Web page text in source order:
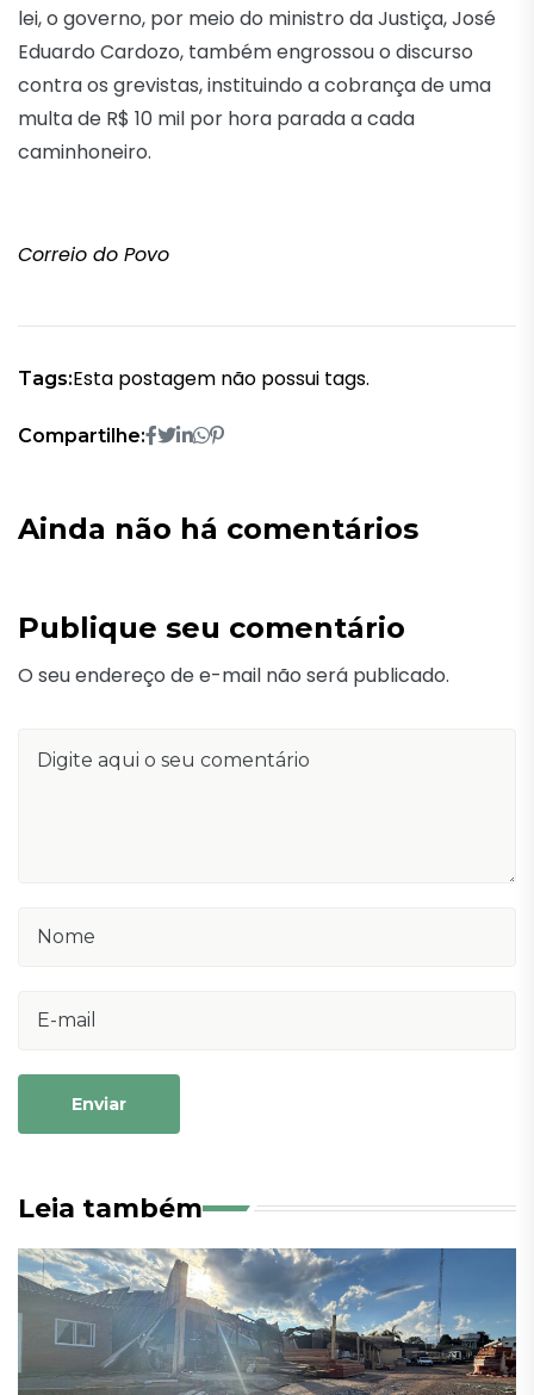
lei, o governo, por meio do ministro da Justiça, José
Eduardo Cardozo, também engrossou o discurso
contra os grevistas, instituindo a cobrança de uma
multa de R$ 10 mil por hora parada a cada
caminhoneiro.
Correio do Povo
Tags:Esta postagem não possui tags.
Compartilhe:
Ainda não há comentários
Publique seu comentário
O seu endereço de e-mail não será publicado.
Enviar
Leia também